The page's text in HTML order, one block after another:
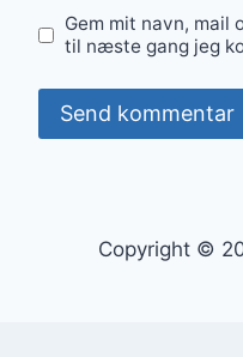
Gem mit navn, mail
til næste gang jeg
Copyright ©